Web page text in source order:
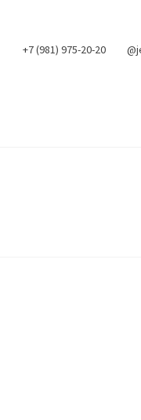
+7 (981) 975-20-20